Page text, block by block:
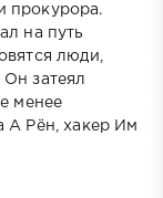
прокурора.
на путь
люди,
затеял
менее
А Рён, хакер Им